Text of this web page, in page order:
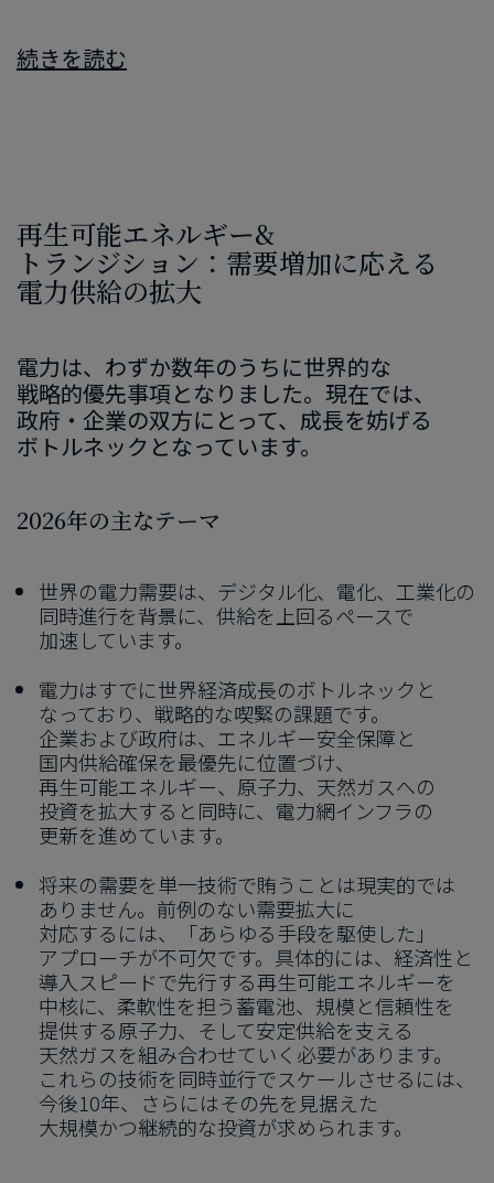
続きを​読む
再生可能エネルギー&
トランジション：需要増加に​応える​
電力供給の​拡大
電力は、​わずか​数年の​うちに​世界的な​
戦略的優先事項と​なりました。​現在では、​
政府・企業の​双方に​とって、​成長を​妨げる​
ボトルネックと​なっています。
2026年の​主な​テーマ
世界の​電力需要は、​デジタル化、​電化、​工業化の​
同時進行を​背景に、​供給を​上回る​ペースで​
加速しています。
電力は​すでに​世界経済成長の​ボトルネックと​
なっており、​戦略的な​喫緊の​課題です。​
企業および​政府は、​エネルギー安全保障と​
国内供給確保を​最優先に​位置づけ、​
再生可能エネルギー、​原子力、​天然ガスへの​
投資を​拡大すると​同時に、​電力網インフラの​
更新を​進めています。
将来の​需要を​単一技術で​賄う​ことは​現実的では​
ありません。​前例の​ない​需要拡大に​
対応するには、​「あらゆる​手段を​駆使した」​
アプローチが​不可欠です。​具体的には、​経済性と​
導入スピードで​先行する​再生可能エネルギーを​
中核に、​柔軟性を​担う​蓄電池、​規模と​信頼性を​
提供する​原子力、​そして​安定供給を​支える​
天然ガスを​組み合わせていく​必要が​あります。​
これらの​技術を​同時並行で​スケールさせるには、​
今後10年、​さらには​その先を​見据えた​
大規模かつ継続的な​投資が​求められます。